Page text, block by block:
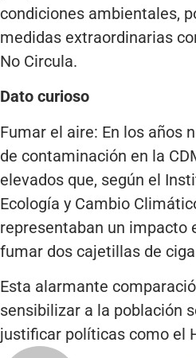
condiciones ambientales,
medidas extraordinarias
No Circula.
Dato curioso
Fumar el aire: En los años
de contaminación en la
elevados que, según el
Ecología y Cambio
representaban un impacto
fumar dos cajetillas de
Esta alarmante
sensibilizar a la población
justificar políticas como el